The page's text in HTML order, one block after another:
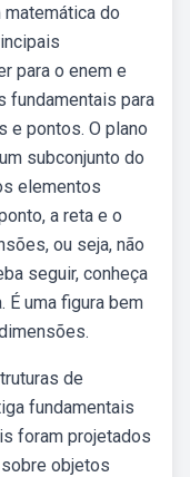
do
para o enem e
fundamentais para
e pontos. O plano
subconjunto do
elementos
a reta e o
ou seja, não
seguir, conheça
uma figura bem
de
fundamentais
foram projetados
objetos